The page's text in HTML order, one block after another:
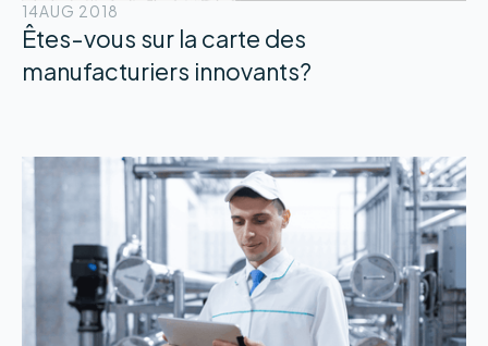
14AUG 2018
Êtes-vous sur la carte des
manufacturiers innovants?